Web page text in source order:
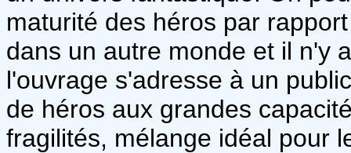
maturité des héros par
dans un autre monde et il n'y
l'ouvrage s'adresse à un
de héros aux grandes
fragilités, mélange idéal pour